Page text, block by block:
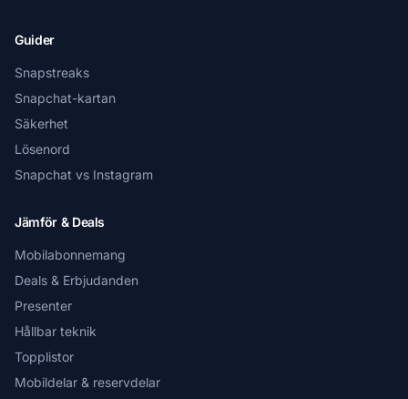
Guider
Snapstreaks
Snapchat-kartan
Säkerhet
Lösenord
Snapchat vs Instagram
Jämför & Deals
Mobilabonnemang
Deals & Erbjudanden
Presenter
Hållbar teknik
Topplistor
Mobildelar & reservdelar